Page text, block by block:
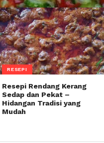
RESEPI
Resepi Rendang Kerang
Sedap dan Pekat –
Hidangan Tradisi yang
Mudah